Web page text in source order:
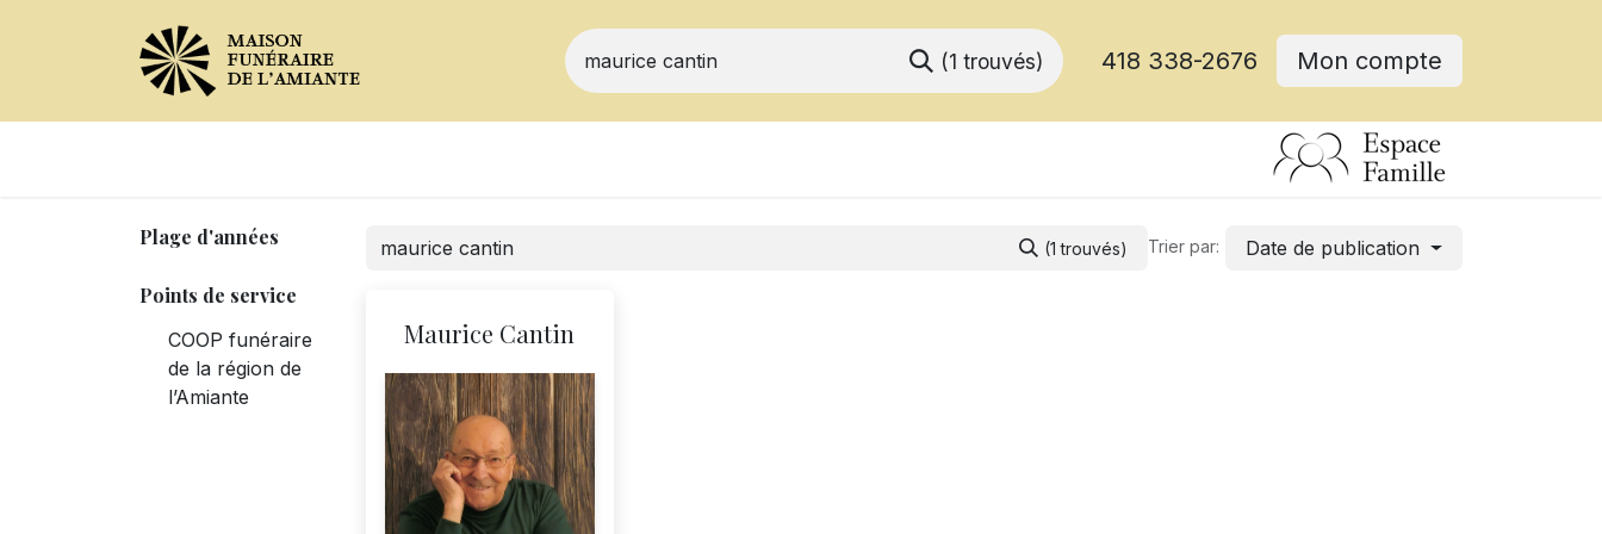
(1 trouvés) 418 338-2676 Mon compte
Plage d'années
Points de service
COOP funéraire
de la région de
l’Amiante
(1 trouvés) Trier par: Date de publication
Maurice Cantin